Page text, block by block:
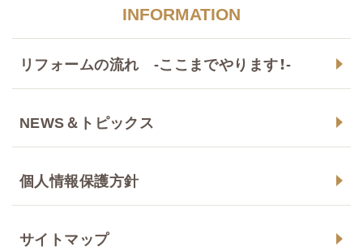
INFORMATION
リフォームの流れ -ここまでやります！-
NEWS＆トピックス
個人情報保護方針
サイトマップ